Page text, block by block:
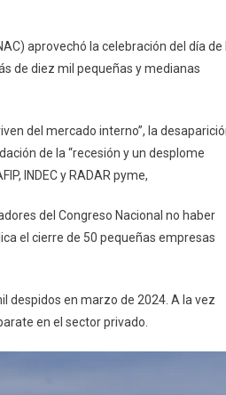
aprovechó la celebración del día de
de diez mil pequeñas y medianas
del mercado interno”, la
de la “recesión y un desplome
INDEC y RADAR pyme,
del Congreso Nacional no haber
el cierre de 50 pequeñas empresas
despidos en marzo de 2024. A la vez
en el sector privado.